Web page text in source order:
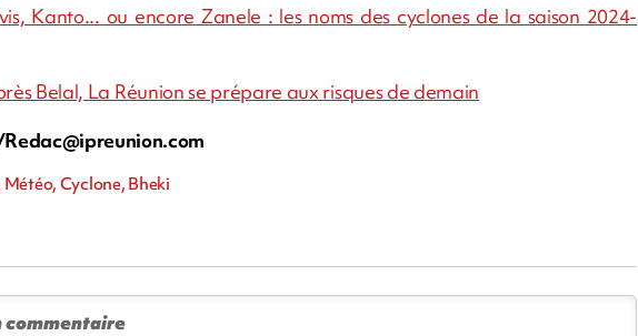
Kanto... ou encore Zanele : les noms des cyclones de la saison 2024-
Belal, La Réunion se prépare aux risques de demain
Redac@ipreunion.com
Cyclone, Bheki